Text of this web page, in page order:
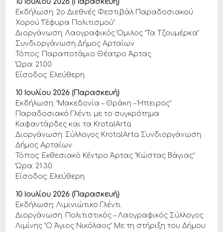
10 Ιουλίου 2026 (Παρασκευή)
Εκδήλωση: 2ο Διεθνές Φεστιβάλ Παραδοσιακού
Χορού “Γέφυρα Πολιτισμού”
Διοργάνωση: Λαογραφικός Όμιλος “Τα Τζουμέρκα”
Συνδιοργάνωση Δήμος Αρταίων
Τόπος: Παραποτάμιο Θέατρο Άρτας
Ώρα: 21.00
Είσοδος: Ελεύθερη
10 Ιουλίου 2026 (Παρασκευή)
Εκδήλωση: “Μακεδονία – Θράκη – Ήπειρος”
Παραδοσιακό Γλέντι με το συγκρότημα
Καφαντάρδες και τα ΚrotalArta
Διοργάνωση: Σύλλογος KrotalArta Συνδιοργάνωση
Δήμος Αρταίων
Τόπος: Eκθεσιακό Κέντρο Άρτας “Κώστας Βάγιας”
Ώρα: 21.30
Είσοδος: Ελεύθερη
10 Ιουλίου 2026 (Παρασκευή)
Εκδήλωση: Λιμινιώτικο Γλέντι
Διοργάνωση: Πολιτιστικός – Λαογραφικός Σύλλογος
Λιμίνης “Ο Άγιος Νικόλαος” Με τη στήριξη του Δήμου